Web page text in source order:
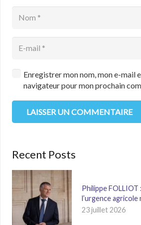
Enregistrer mon nom, mon e-mail
navigateur pour mon prochain
LAISSER UN COMMENTAIRE
Recent Posts
Philippe FOLLIOT
l’urgence
23 juillet 2026